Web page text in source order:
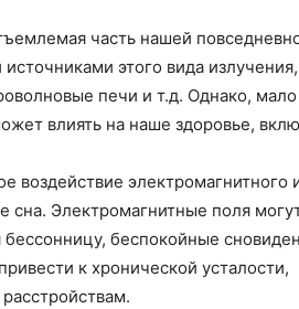
часть нашей
этого вида
печи и т.д. Однако, мало
влиять на наше здоровье,
воздействие электромагнитного
сна. Электромагнитные поля
бессонницу, беспокойные
к хронической усталости,